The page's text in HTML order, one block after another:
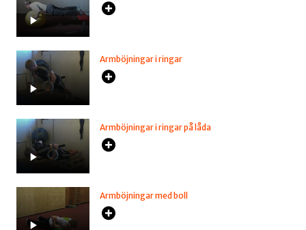
Armböjningar i ringar
Armböjningar i ringar på låda
Armböjningar med boll